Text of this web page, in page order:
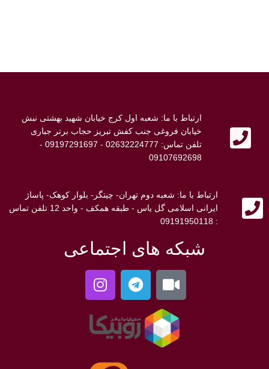
ارتباط با ما: شعبه اول کرج خیابان شهید بهشتی نبش
خیابان فروغی جنب کفش تبریز حجاب برتر جباری
تلفن تماس: 02632224777 - 09197291697 -
09107692698
ارتباط با ما: شعبه دوم تهران- چیتگر- بلوار کوهک- پاساژ
ایرانی اسلامی گل یاس - طبقه همکف - واحد 12 تلفن تماس
: 09191950118
شبکه های اجتماعی